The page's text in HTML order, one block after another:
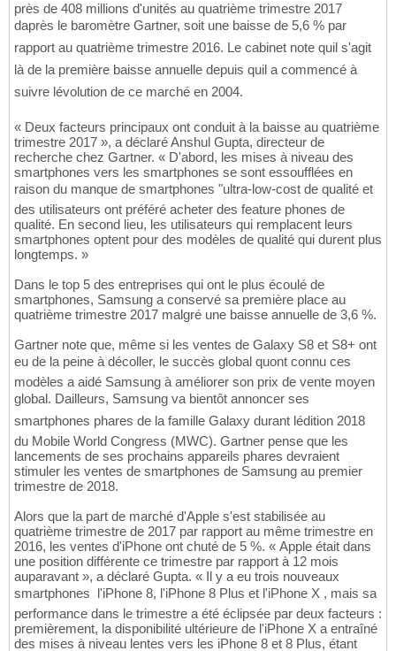
près de 408 millions d'unités au quatrième trimestre 2017
daprès le baromètre Gartner, soit une baisse de 5,6 % par
rapport au quatrième trimestre 2016. Le cabinet note quil s'agit
là de la première baisse annuelle depuis quil a commencé à
suivre lévolution de ce marché en 2004.
« Deux facteurs principaux ont conduit à la baisse au quatrième
trimestre 2017 », a déclaré Anshul Gupta, directeur de
recherche chez Gartner. « D'abord, les mises à niveau des
smartphones vers les smartphones se sont essoufflées en
raison du manque de smartphones "ultra-low-cost de qualité et
des utilisateurs ont préféré acheter des feature phones de
qualité. En second lieu, les utilisateurs qui remplacent leurs
smartphones optent pour des modèles de qualité qui durent plus
longtemps. »
Dans le top 5 des entreprises qui ont le plus écoulé de
smartphones, Samsung a conservé sa première place au
quatrième trimestre 2017 malgré une baisse annuelle de 3,6 %.
Gartner note que, même si les ventes de Galaxy S8 et S8+ ont
eu de la peine à décoller, le succès global quont connu ces
modèles a aidé Samsung à améliorer son prix de vente moyen
global. Dailleurs, Samsung va bientôt annoncer ses
smartphones phares de la famille Galaxy durant lédition 2018
du Mobile World Congress (MWC). Gartner pense que les
lancements de ses prochains appareils phares devraient
stimuler les ventes de smartphones de Samsung au premier
trimestre de 2018.
Alors que la part de marché d'Apple s'est stabilisée au
quatrième trimestre de 2017 par rapport au même trimestre en
2016, les ventes d'iPhone ont chuté de 5 %. « Apple était dans
une position différente ce trimestre par rapport à 12 mois
auparavant », a déclaré Gupta. « Il y a eu trois nouveaux
smartphones  l'iPhone 8, l'iPhone 8 Plus et l'iPhone X , mais sa
performance dans le trimestre a été éclipsée par deux facteurs :
premièrement, la disponibilité ultérieure de l'iPhone X a entraîné
des mises à niveau lentes vers les iPhone 8 et 8 Plus, étant